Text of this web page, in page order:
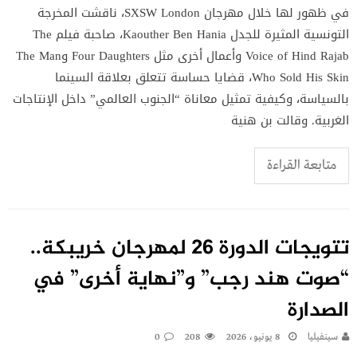
في ظهور لها خلال مهرجان SXSW London، ناقشت المخرجة
التونسية المثيرة للجدل Kaouther Ben Hania، صاحبة فيلم The
Voice of Hind Rajab وأعمال أخرى مثل Four Daughters وThe Man
Who Sold His Skin، قضايا حساسة تتعلق بعلاقة السينما
بالسياسة، وكيفية تمثيل معاناة “الجنوب العالمي” داخل الإنتاجات
الغربية. وقالت بن هنية
متابعة القراءة
تتويجات الدورة 26 لمهرجان خريبكة..
“صوت هند رجب” و”نهاية أخرى” في
الصدارة
سينفيليا 8 يونيو، 2026 208
0